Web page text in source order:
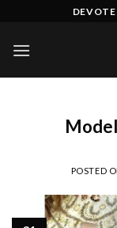
content
POSTED